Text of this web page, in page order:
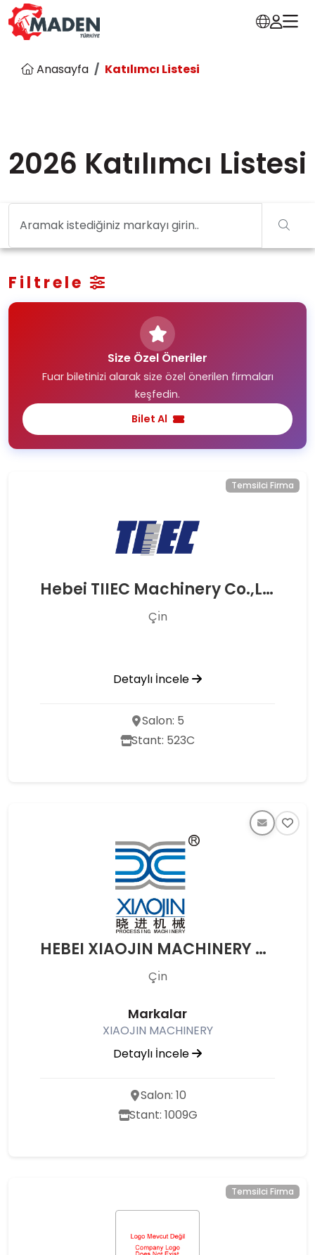
Anasayfa Katılımcı Listesi
2026 Katılımcı Listesi
Filtrele
Size Özel Öneriler
Fuar biletinizi alarak size özel önerilen firmaları
keşfedin.
Bilet Al
Temsilci Firma
Hebei TIIEC Machinery Co.,Ltd
Çı̇n
Detaylı İncele
Salon: 5
Stant: 523C
HEBEI XIAOJIN MACHINERY MANUFACTURING INC.
Çı̇n
Markalar
XIAOJIN MACHINERY
Detaylı İncele
Salon: 10
Stant: 1009G
Temsilci Firma